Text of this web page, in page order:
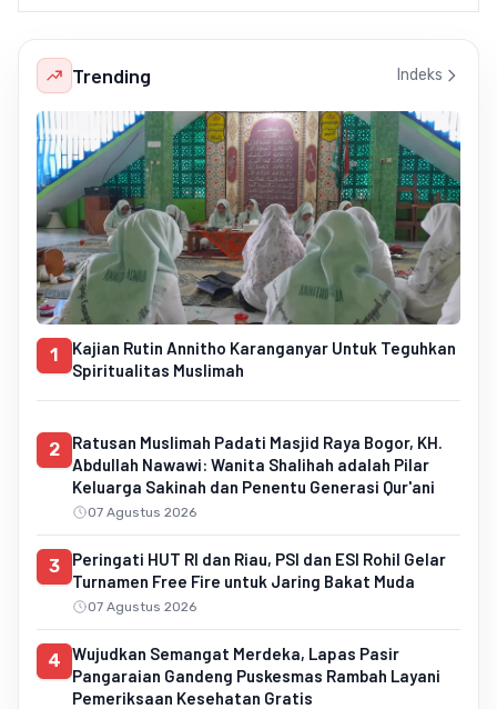
Trending Indeks
1
Kajian Rutin Annitho Karanganyar Untuk Teguhkan
Spiritualitas Muslimah
2
Ratusan Muslimah Padati Masjid Raya Bogor, KH.
Abdullah Nawawi: Wanita Shalihah adalah Pilar
Keluarga Sakinah dan Penentu Generasi Qur'ani
07 Agustus 2026
3
Peringati HUT RI dan Riau, PSI dan ESI Rohil Gelar
Turnamen Free Fire untuk Jaring Bakat Muda
07 Agustus 2026
4
Wujudkan Semangat Merdeka, Lapas Pasir
Pangaraian Gandeng Puskesmas Rambah Layani
Pemeriksaan Kesehatan Gratis